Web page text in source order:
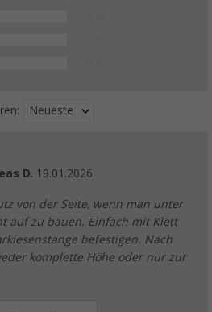
Neueste
D. 19.01.2026
von der Seite, wenn man unter
auf zu bauen. Einfach mit Klett
befestigen. Nach
komplette Höhe oder nur zur